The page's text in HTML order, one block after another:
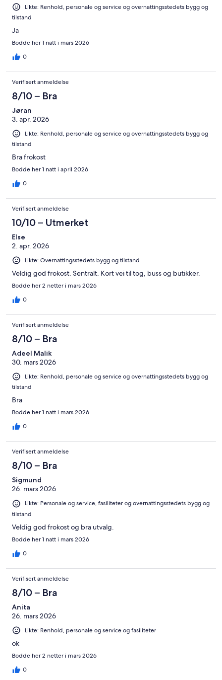
Likte: Renhold, personale og service og overnattingsstedets bygg og
tilstand
Ja
Bodde her 1 natt i mars 2026
0
Verifisert anmeldelse
8/10 – Bra
Jøran
3. apr. 2026
Likte: Renhold, personale og service og overnattingsstedets bygg og
tilstand
Bra frokost
Bodde her 1 natt i april 2026
0
Verifisert anmeldelse
10/10 – Utmerket
Else
2. apr. 2026
Likte: Overnattingsstedets bygg og tilstand
Veldig god frokost. Sentralt. Kort vei til tog, buss og butikker.
Bodde her 2 netter i mars 2026
0
Verifisert anmeldelse
8/10 – Bra
Adeel Malik
30. mars 2026
Likte: Renhold, personale og service og overnattingsstedets bygg og
tilstand
Bra
Bodde her 1 natt i mars 2026
0
Verifisert anmeldelse
8/10 – Bra
Sigmund
26. mars 2026
Likte: Personale og service, fasiliteter og overnattingsstedets bygg og
tilstand
Veldig god frokost og bra utvalg.
Bodde her 1 natt i mars 2026
0
Verifisert anmeldelse
8/10 – Bra
Anita
26. mars 2026
Likte: Renhold, personale og service og fasiliteter
ok
Bodde her 2 netter i mars 2026
0